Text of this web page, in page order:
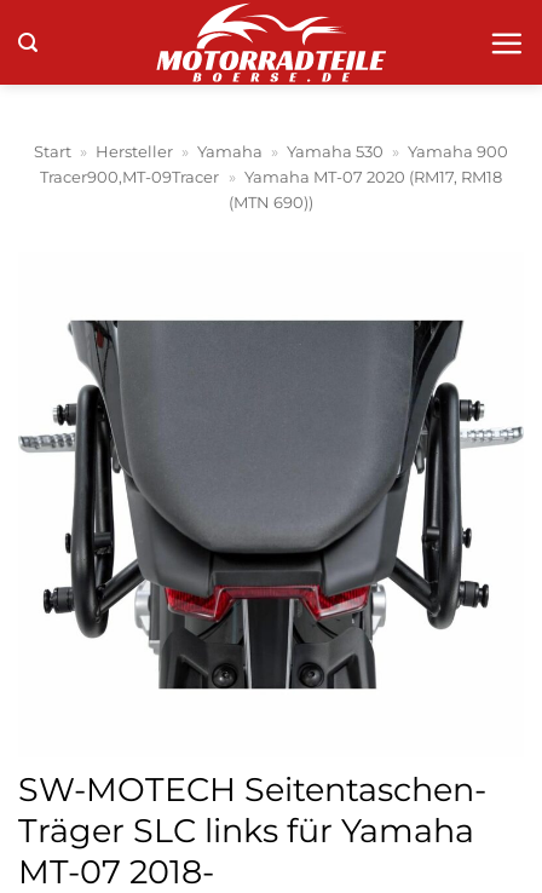
Inhalt
springen
Start » Hersteller » Yamaha » Yamaha 530 » Yamaha 900
Tracer900,MT-09Tracer » Yamaha MT-07 2020 (RM17, RM18
(MTN 690))
SW-MOTECH Seitentaschen-
Träger SLC links für Yamaha
MT-07 2018-